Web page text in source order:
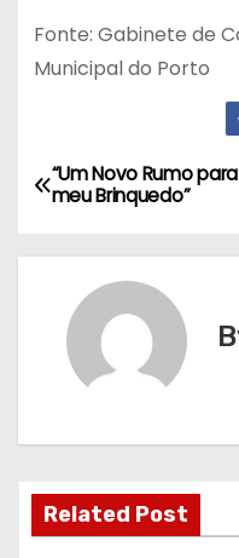
Fonte: Gabinete de
Municipal do Porto
N
ç
ã
“Um Novo Rumo
meu Brinquedo”
Related Post